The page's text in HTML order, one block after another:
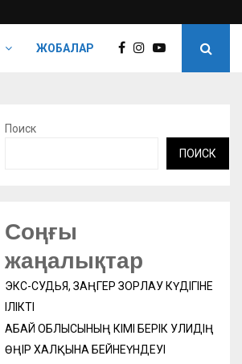
ЖОБАЛАР
Поиск
ПОИСК
Соңғы
жаңалықтар
ЭКС-СУДЬЯ, ЗАҢГЕР ЗОРЛАУ КҮДІГІНЕ
ІЛІКТІ
АБАЙ ОБЛЫСЫНЫҢ ӘКІМІ БЕРІК УӘЛИДІҢ
ӨҢІР ХАЛҚЫНА БЕЙНЕҮНДЕУІ